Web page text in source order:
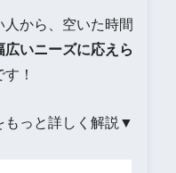
から、空いた時間
広いニーズに応えら
！
もっと詳しく解説▼